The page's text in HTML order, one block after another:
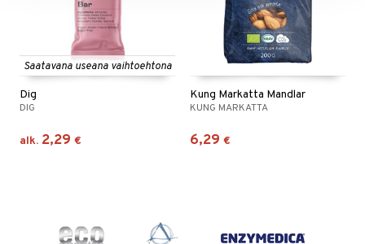
Saatavana useana vaihtoehtona
Dig
DIG
alk. 2,29 €
Kung Markatta Mandlar
KUNG MARKATTA
6,29 €